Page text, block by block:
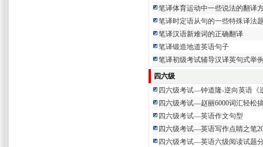
笔译体育运动中一些说法的翻译
笔译时定语从句的一些特殊译法
笔译汉语新难词的正确翻译
笔译锻造地道英语句子
笔译初级考试辅导汉译英句式举
四六级
四六级考试—钟道隆-逆向英语《
四六级考试—赵丽6000词汇轻松
四六级考试—英语作文句型
四六级考试—英语写作点睛之笔
四六级考试—英语六级阅读试题